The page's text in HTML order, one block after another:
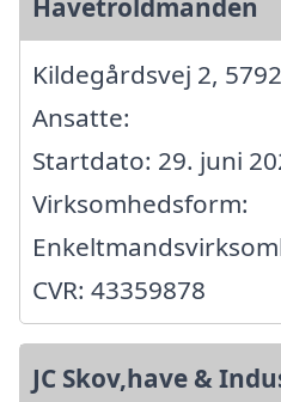
Kildegårdsvej 2,
Ansatte:
Startdato: 29. juni
Virksomhedsform:
CVR: 43359878
JC Skov,have &